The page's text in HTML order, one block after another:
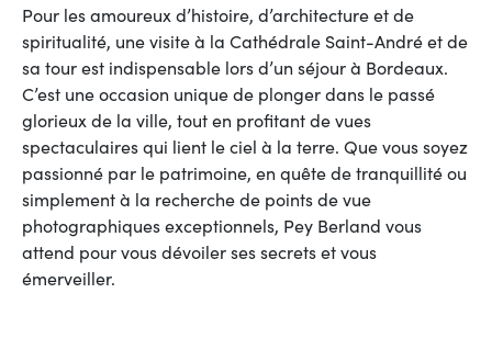
Pour les amoureux d’histoire, d’architecture et de
spiritualité, une visite à la Cathédrale Saint-André et de
sa tour est indispensable lors d’un séjour à Bordeaux.
C’est une occasion unique de plonger dans le passé
glorieux de la ville, tout en profitant de vues
spectaculaires qui lient le ciel à la terre. Que vous soyez
passionné par le patrimoine, en quête de tranquillité ou
simplement à la recherche de points de vue
photographiques exceptionnels, Pey Berland vous
attend pour vous dévoiler ses secrets et vous
émerveiller.